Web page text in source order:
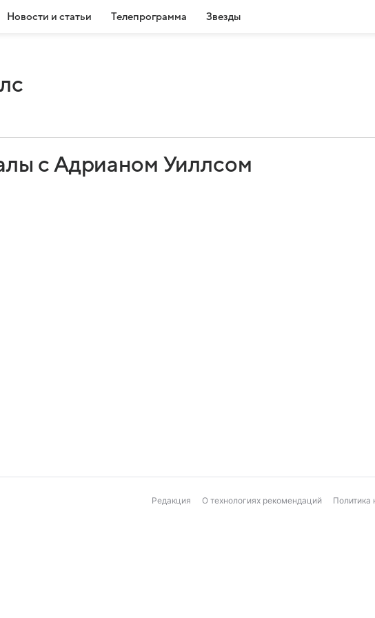
Новости и статьи Телепрограмма Звезды
с Адрианом Уиллсом
Редакция О технологиях рекомендаций Политика